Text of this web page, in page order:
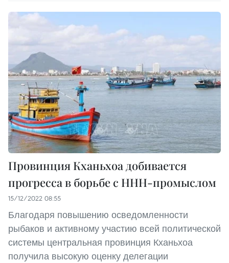
Провинция Кханьхоа добивается
прогресса в борьбе с ННН-промыслом
15/12/2022 08:55
Благодаря повышению осведомленности
рыбаков и активному участию всей политической
системы центральная провинция Кханьхоа
получила высокую оценку делегации